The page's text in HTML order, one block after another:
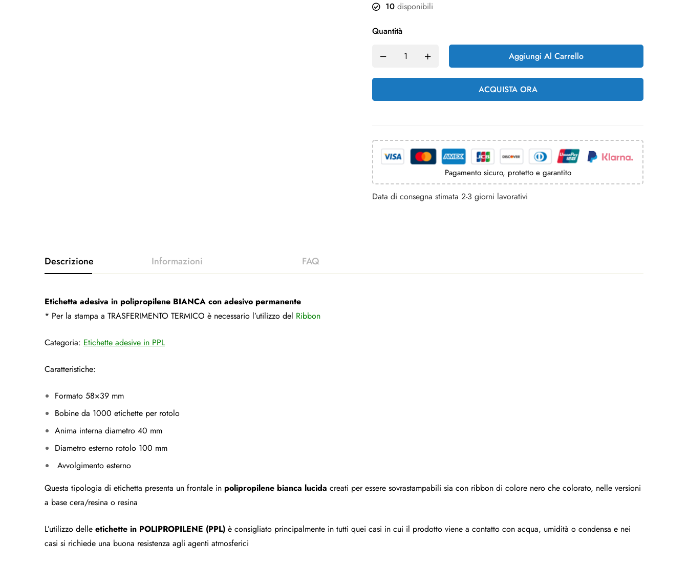
10 disponibili
Quantità
Aggiungi Al Carrello
ACQUISTA ORA
Pagamento sicuro, protetto e garantito
Data di consegna stimata 2-3 giorni lavorativi
Etichetta adesiva in polipropilene BIANCA con adesivo permanente
* Per la stampa a TRASFERIMENTO TERMICO è necessario l’utilizzo del Ribbon
Categoria: Etichette adesive in PPL
Caratteristiche:
Formato 58×39 mm
Bobine da 1000 etichette per rotolo
Anima interna diametro 40 mm
Diametro esterno rotolo 100 mm
Avvolgimento esterno
Questa tipologia di etichetta presenta un frontale in polipropilene bianca lucida creati per essere sovrastampabili sia con ribbon di colore nero che colorato, nelle versioni
a base cera/resina o resina
L’utilizzo delle etichette in POLIPROPILENE (PPL) è consigliato principalmente in tutti quei casi in cui il prodotto viene a contatto con acqua, umidità o condensa e nei
casi si richiede una buona resistenza agli agenti atmosferici